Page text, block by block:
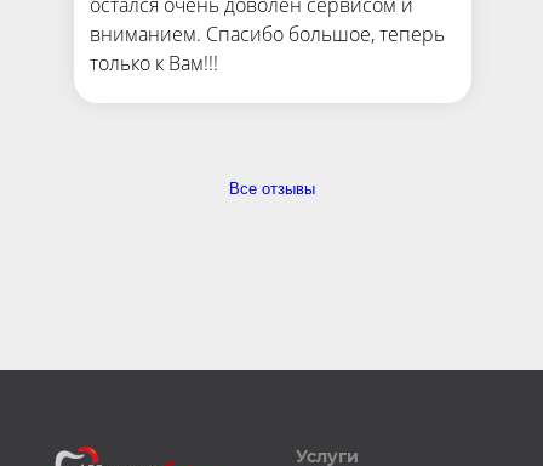
Все отзывы
вниманием. Спасибо большое, теперь
только к Вам!!!
Услуги